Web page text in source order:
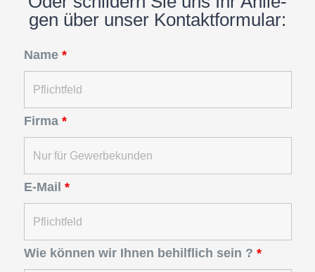
gen über unser Kontaktformular:
Name *
Firma *
E-Mail *
Wie können wir Ihnen behilflich sein ? *